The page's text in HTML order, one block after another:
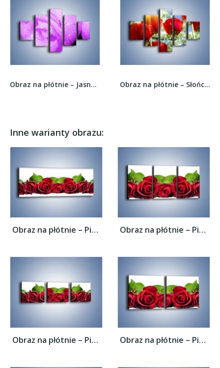
Obraz na płótnie – Jasno fioletowe skropione... Obraz na płótnie – Słońce w kwiatowych łodygach...
Inne warianty obrazu:
Obraz na płótnie – Pięknie ułożone róże –... Obraz na płótnie – Pięknie ułożone róże –...
Obraz na płótnie – Pięknie ułożone róże –... Obraz na płótnie – Pięknie ułożone róże –...